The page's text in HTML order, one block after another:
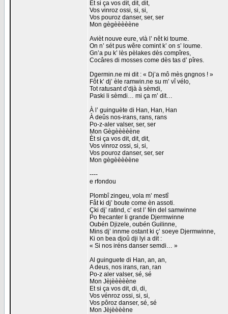
Èt si ça vos dit, dit, dit,
Vos vinroz ossi, si, si,
Vos pouroz danser, ser, ser
Mon gègèèèèène
Avièt nouve eure, vlà l’ nêt ki toume.
On n’ sét pus wêre comint k’ on s’ loume.
Gn’a pu k’ lès pèlakes dès compîres,
Cocâres di mosses come dès tas d’ pîres.
Dgermin.ne mi dit : « Dj’a mô mès gngnos ! »
Fôt k’ dj’ èle ramwin.ne su m’ vî vélo,
Tot ratusant d’djà à sèmdi,
Paski li sèmdi… mi ça m’ dit…
À l’ guinguète di Han, Han, Han
À deûs nos-irans, rans, rans
Po-z-aler valser, ser, ser
Mon Gègèèèèène
Èt si ça vos dit, dit, dit,
Vos vinroz ossi, si, si,
Vos pouroz danser, ser, ser
Mon gègèèèèène
----
e rfondou
Plombî zingeu, vola m’ mestî
Fåt ki dj’ boute come èn assoti.
Çki dj’ ratind, c’ est l’ fén del samwinne
Po frecanter li grande Djermwinne
Oubén Djizele, oubén Guilinne,
Mins dj’ innme ostant ki ç’ soeye Djermwinne,
Ki on bea djoû dji lyi a dit :
« Si nos iréns danser semdi… »
Al guinguete di Han, an, an,
A deus, nos irans, ran, ran
Po-z aler valser, sé, sé
Mon Jèjèèèèène
Et si ça vos dit, di, di,
Vos vénroz ossi, si, si,
Vos pôroz danser, sé, sé
Mon Jèjèèèène